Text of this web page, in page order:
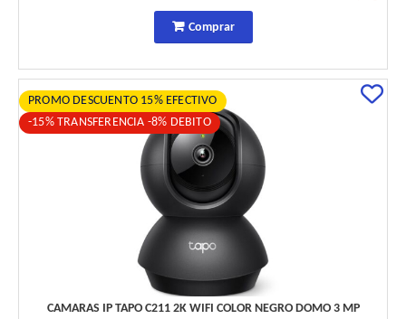
Comprar
PROMO DESCUENTO 15% EFECTIVO
-15% TRANSFERENCIA -8% DEBITO
CAMARAS IP TAPO C211 2K WIFI COLOR NEGRO DOMO 3 MP